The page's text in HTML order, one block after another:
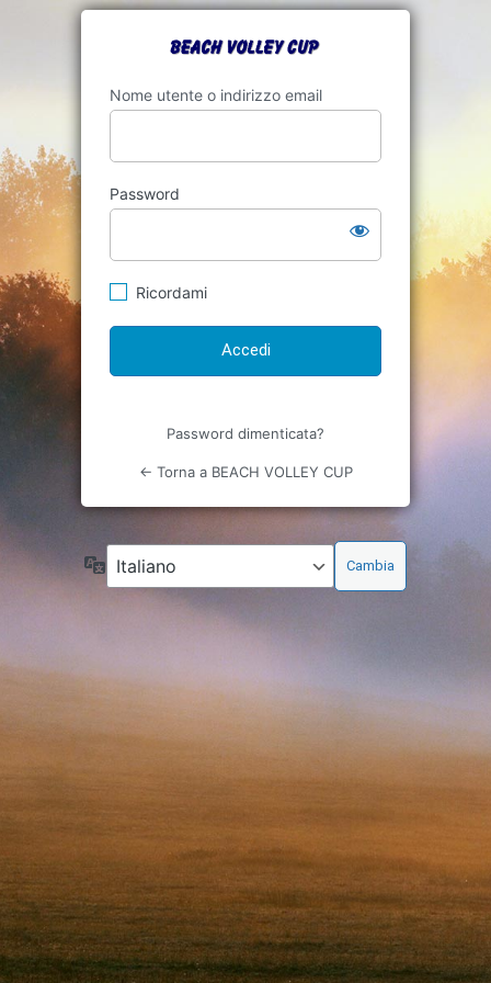
Accedi
Nome utente o indirizzo email
Password
Ricordami
Password dimenticata?
← Torna a BEACH VOLLEY CUP
Lingua